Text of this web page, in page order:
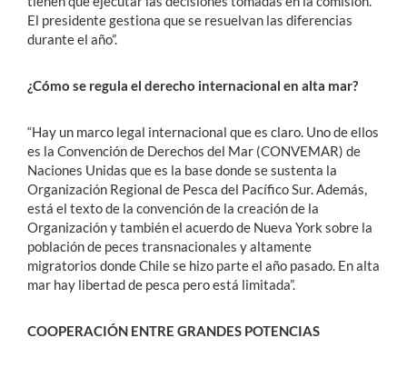
El presidente gestiona que se resuelvan las diferencias
durante el año”.
¿Cómo se regula el derecho internacional en alta mar?
“Hay un marco legal internacional que es claro. Uno de ellos
es la Convención de Derechos del Mar (CONVEMAR) de
Naciones Unidas que es la base donde se sustenta la
Organización Regional de Pesca del Pacífico Sur. Además,
está el texto de la convención de la creación de la
Organización y también el acuerdo de Nueva York sobre la
población de peces transnacionales y altamente
migratorios donde Chile se hizo parte el año pasado. En alta
mar hay libertad de pesca pero está limitada”.
COOPERACIÓN ENTRE GRANDES POTENCIAS